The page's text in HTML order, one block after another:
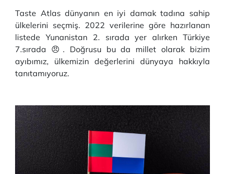
Taste Atlas dünyanın en iyi damak tadına sahip
ülkelerini seçmiş. 2022 verilerine göre hazırlanan
listede Yunanistan 2. sırada yer alırken Türkiye
7.sırada 😠. Doğrusu bu da millet olarak bizim
ayıbımız, ülkemizin değerlerini dünyaya hakkıyla
tanıtamıyoruz.